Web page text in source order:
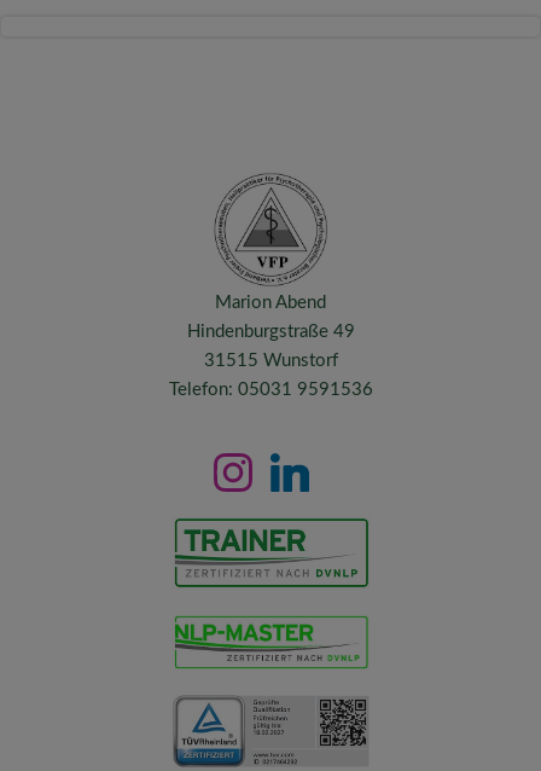
Marion Abend
Hindenburgstraße 49
31515 Wunstorf
Telefon: 05031 9591536